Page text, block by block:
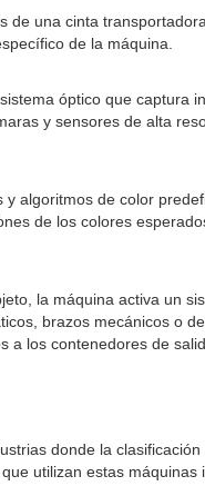
de una cinta
de la máquina.
óptico que captura
y sensores de alta
algoritmos de color
de los colores
la máquina activa un
brazos mecánicos o
a los contenedores de
donde la
utilizan estas máquinas